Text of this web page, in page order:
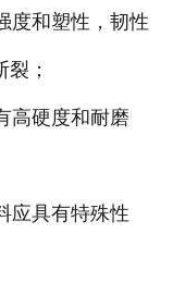
和塑性，韧性
；
硬度和耐磨
具有特殊性